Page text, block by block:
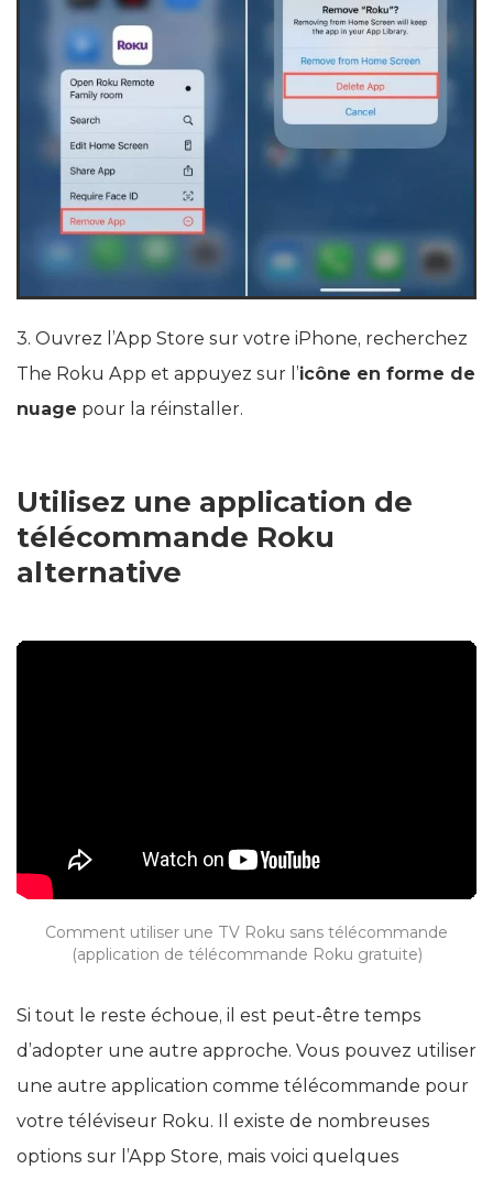
3. Ouvrez l’App Store sur votre iPhone, recherchez
The Roku App et appuyez sur l’icône en forme de
nuage pour la réinstaller.
Utilisez une application de
télécommande Roku
alternative
Comment utiliser une TV Roku sans télécommande
(application de télécommande Roku gratuite)
Si tout le reste échoue, il est peut-être temps
d’adopter une autre approche. Vous pouvez utiliser
une autre application comme télécommande pour
votre téléviseur Roku. Il existe de nombreuses
options sur l’App Store, mais voici quelques